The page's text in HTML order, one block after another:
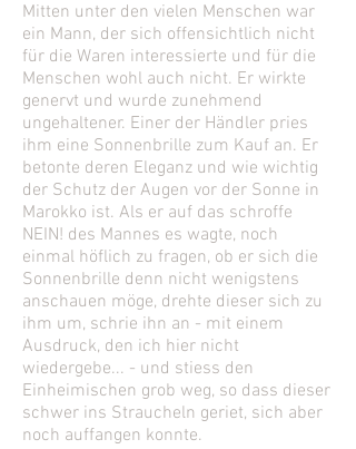
Mitten unter den vielen Menschen war
ein Mann, der sich offensichtlich nicht
für die Waren interessierte und für die
Menschen wohl auch nicht. Er wirkte
genervt und wurde zunehmend
ungehaltener. Einer der Händler pries
ihm eine Sonnenbrille zum Kauf an. Er
betonte deren Eleganz und wie wichtig
der Schutz der Augen vor der Sonne in
Marokko ist. Als er auf das schroffe
NEIN! des Mannes es wagte, noch
einmal höflich zu fragen, ob er sich die
Sonnenbrille denn nicht wenigstens
anschauen möge, drehte dieser sich zu
ihm um, schrie ihn an - mit einem
Ausdruck, den ich hier nicht
wiedergebe... - und stiess den
Einheimischen grob weg, so dass dieser
schwer ins Straucheln geriet, sich aber
noch auffangen konnte.